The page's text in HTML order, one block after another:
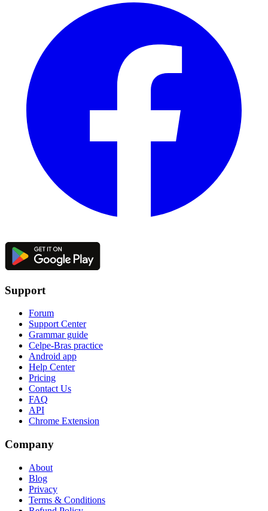
Support
Forum
Support Center
Grammar guide
Celpe-Bras practice
Android app
Help Center
Pricing
Contact Us
FAQ
API
Chrome Extension
Company
About
Blog
Privacy
Terms & Conditions